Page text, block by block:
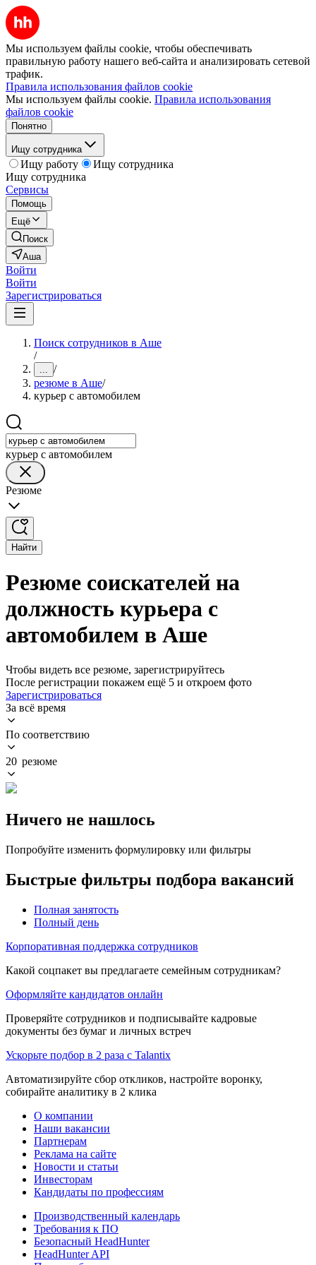
Мы используем файлы cookie, чтобы обеспечивать
правильную работу нашего веб-сайта и анализировать сетевой
трафик.
Правила использования файлов cookie
Мы используем файлы cookie. Правила использования
файлов cookie
Понятно
Ищу сотрудника
Ищу работу
Ищу сотрудника
Ищу сотрудника
Сервисы
Помощь
Ещё
Поиск
Аша
Войти
Войти
Зарегистрироваться
Поиск сотрудников в Аше
/
... /
резюме в Аше/
курьер с автомобилем
курьер с автомобилем
Резюме
Найти
Резюме соискателей на
должность курьера с
автомобилем в Аше
Чтобы видеть все резюме, зарегистрируйтесь
После регистрации покажем ещё 5 и откроем фото
Зарегистрироваться
За всё время
По соответствию
20 резюме
Ничего не нашлось
Попробуйте изменить формулировку или фильтры
Быстрые фильтры подбора вакансий
Полная занятость
Полный день
Корпоративная поддержка сотрудников
Какой соцпакет вы предлагаете семейным сотрудникам?
Оформляйте кандидатов онлайн
Проверяйте сотрудников и подписывайте кадровые
документы без бумаг и личных встреч
Ускорьте подбор в 2 раза с Talantix
Автоматизируйте сбор откликов, настройте воронку,
собирайте аналитику в 2 клика
О компании
Наши вакансии
Партнерам
Реклама на сайте
Новости и статьи
Инвесторам
Кандидаты по профессиям
Производственный календарь
Требования к ПО
Безопасный HeadHunter
HeadHunter API